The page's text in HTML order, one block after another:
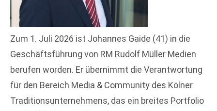
Zum 1. Juli 2026 ist Johannes Gaide (41) in die
Geschäftsführung von RM Rudolf Müller Medien
berufen worden. Er übernimmt die Verantwortung
für den Bereich Media & Community des Kölner
Traditionsunternehmens, das ein breites Portfolio